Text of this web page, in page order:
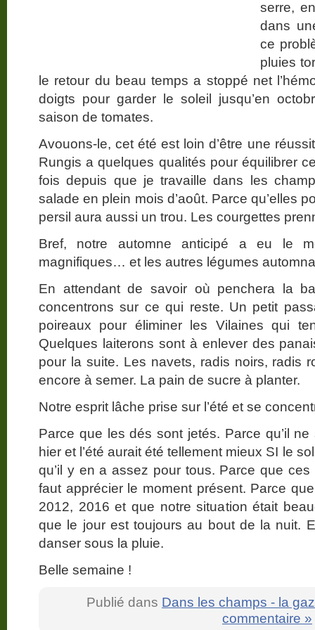
serre,
dans
ce
pluies
le retour du beau temps a stoppé net
doigts pour garder le soleil jusqu’en
saison de tomates.
Avouons-le, cet été est loin d’être une
Rungis a quelques qualités pour équilibrer
fois depuis que je travaille dans les
salade en plein mois d’août. Parce qu’elles
persil aura aussi un trou. Les courgettes
Bref, notre automne anticipé a eu le
magnifiques… et les autres légumes
En attendant de savoir où penchera la
concentrons sur ce qui reste. Un petit
poireaux pour éliminer les Vilaines qui
Quelques laiterons sont à enlever des
pour la suite. Les navets, radis noirs, radis
encore à semer. La pain de sucre à planter.
Notre esprit lâche prise sur l’été et se
Parce que les dés sont jetés. Parce qu’il
hier et l’été aurait été tellement mieux SI le
qu’il y en a assez pour tous. Parce que ces
faut apprécier le moment présent. Parce
2012, 2016 et que notre situation était
que le jour est toujours au bout de la nuit.
danser sous la pluie.
Belle semaine !
Publié dans Dans les champs - la
commentaire »